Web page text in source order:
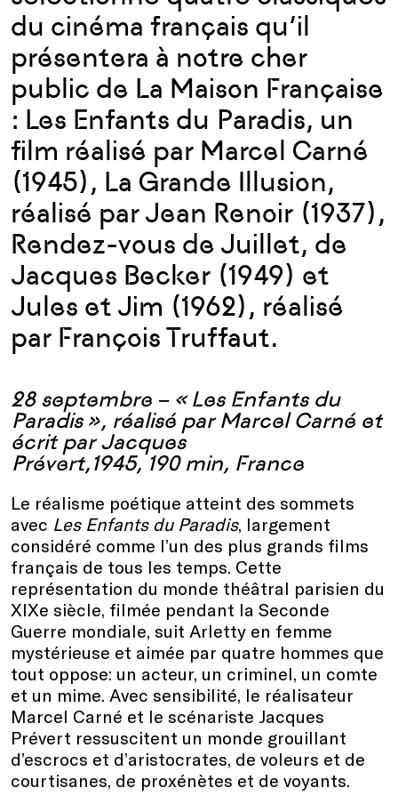
du cinéma français qu’il
présentera à notre cher
public de La Maison Française
: Les Enfants du Paradis, un
film réalisé par Marcel Carné
(1945), La Grande Illusion,
réalisé par Jean Renoir (1937),
Rendez-vous de Juillet, de
Jacques Becker (1949) et
Jules et Jim (1962), réalisé
par François Truffaut.
28 septembre – « Les Enfants du
Paradis », réalisé par Marcel Carné et
écrit par Jacques
Prévert,1945, 190 min, France
Le réalisme poétique atteint des sommets
avec Les Enfants du Paradis, largement
considéré comme l’un des plus grands films
français de tous les temps. Cette
représentation du monde théâtral parisien du
XIXe siècle, filmée pendant la Seconde
Guerre mondiale, suit Arletty en femme
mystérieuse et aimée par quatre hommes que
tout oppose: un acteur, un criminel, un comte
et un mime. Avec sensibilité, le réalisateur
Marcel Carné et le scénariste Jacques
Prévert ressuscitent un monde grouillant
d’escrocs et d’aristocrates, de voleurs et de
courtisanes, de proxénètes et de voyants.